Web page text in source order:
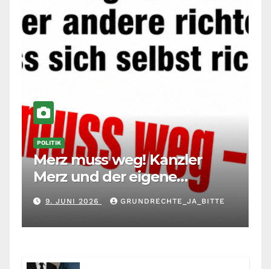
POLITIK
Merz muss weg! Kanzler
Merz und der eigene
Maßstab: Wer andere richtet,
muss sich selbst richten
9. JUNI 2026 GRUNDRECHTE_JA_BITTE